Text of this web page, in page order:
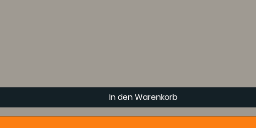
In den Warenkorb